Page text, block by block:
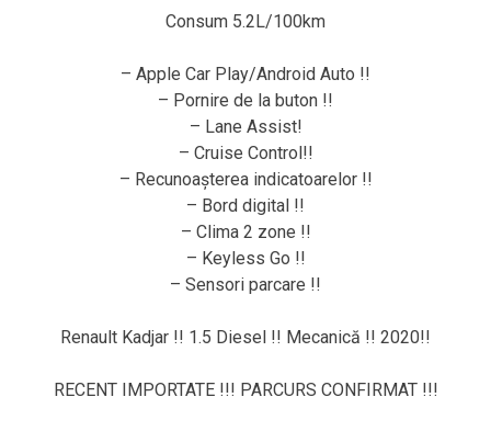
Consum 5.2L/100km
– Apple Car Play/Android Auto !!
– Pornire de la buton !!
– Lane Assist!
– Cruise Control!!
– Recunoașterea indicatoarelor !!
– Bord digital !!
– Clima 2 zone !!
– Keyless Go !!
– Sensori parcare !!
Renault Kadjar !! 1.5 Diesel !! Mecanică !! 2020!!
RECENT IMPORTATE !!! PARCURS CONFIRMAT !!!